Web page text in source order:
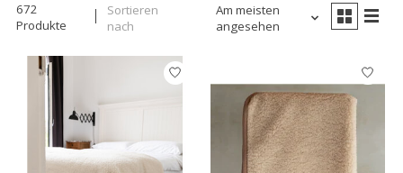
672
Produkte
Sortieren
nach
Am meisten
angesehen